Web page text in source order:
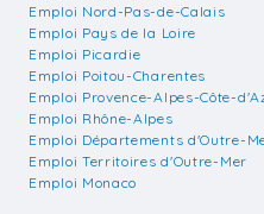
Emploi Nord-Pas-de-Calais
Emploi Pays de la Loire
Emploi Picardie
Emploi Poitou-Charentes
Emploi Provence-Alpes-Côte-
Emploi Rhône-Alpes
Emploi Départements d'Outre-
Emploi Territoires d'Outre-Mer
Emploi Monaco